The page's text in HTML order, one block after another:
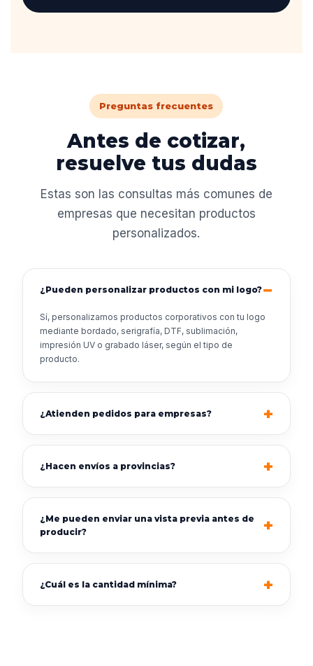
Preguntas frecuentes
Antes de cotizar,
resuelve tus dudas
Estas son las consultas más comunes de
empresas que necesitan productos
personalizados.
¿Pueden personalizar productos con mi logo?
Sí, personalizamos productos corporativos con tu logo
mediante bordado, serigrafía, DTF, sublimación,
impresión UV o grabado láser, según el tipo de
producto.
¿Atienden pedidos para empresas?
¿Hacen envíos a provincias?
¿Me pueden enviar una vista previa antes de
producir?
¿Cuál es la cantidad mínima?